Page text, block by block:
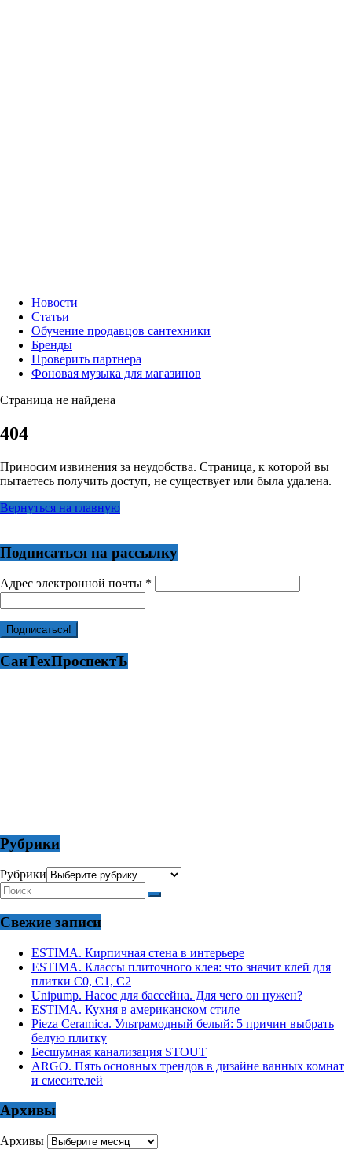
Новости
Статьи
Обучение продавцов сантехники
Бренды
Проверить партнера
Фоновая музыка для магазинов
Страница не найдена
404
Приносим извинения за неудобства. Страница, к которой вы
пытаетесь получить доступ, не существует или была удалена.
Вернуться на главную
Подписаться на рассылку
Адрес электронной почты *
СанТехПроспектЪ
Рубрики
Рубрики
Свежие записи
ESTIMA. Кирпичная стена в интерьере
ESTIMA. Классы плиточного клея: что значит клей для
плитки С0, С1, С2
Unipump. Насос для бассейна. Для чего он нужен?
ESTIMA. Кухня в американском стиле
Pieza Ceramica. Ультрамодный белый: 5 причин выбрать
белую плитку
Бесшумная канализация STOUT
ARGO. Пять основных трендов в дизайне ванных комнат
и смесителей
Архивы
Архивы